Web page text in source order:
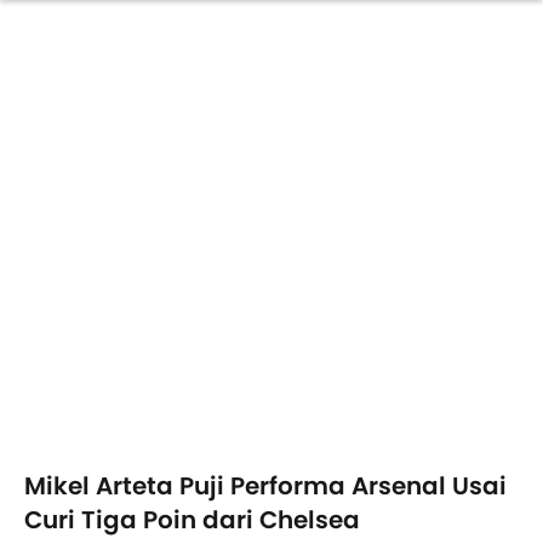
Mikel Arteta Puji Performa Arsenal Usai
Curi Tiga Poin dari Chelsea